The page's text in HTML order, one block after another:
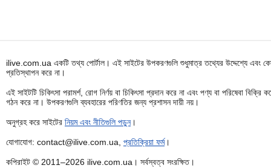
ilive.com.ua একটি তথ্য পোর্টাল। এই সাইটের উপকরণগুলি শুধুমাত্র তথ্যের উদ্দেশ্যে এবং
প্রতিস্থাপন করে না।
এই সাইটটি চিকিৎসা পরামর্শ, রোগ নির্ণয় বা চিকিৎসা প্রদান করে না এবং পণ্য বা পরিষেবা
গঠন করে না। উপকরণগুলি ব্যবহারের পরিণতির জন্য প্রশাসন দায়ী নয়।
অনুগ্রহ করে সাইটের নিয়ম এবং নীতিগুলি পড়ুন।
যোগাযোগ: contact@ilive.com.ua, প্রতিক্রিয়া ফর্ম।
কপিরাইট © 2011–2026 ilive.com.ua। সর্বস্বত্ব সংরক্ষিত।